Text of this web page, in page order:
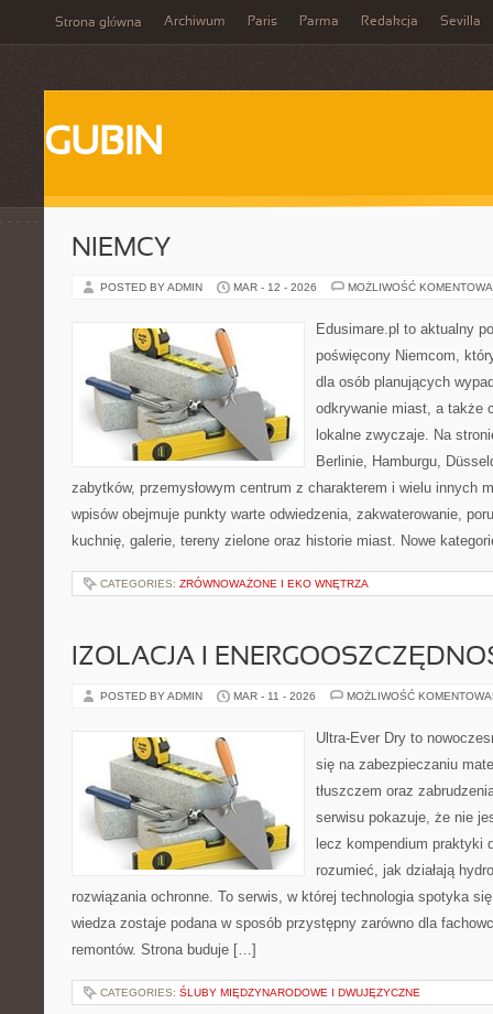
Strona główna Archiwum Paris Parma Redakcja Sevilla
GUBIN
NIEMCY
POSTED BY ADMIN MAR - 12 - 2026 MOŻLIWOŚĆ
Edusimare.pl to aktualny
poświęcony Niemcom,
dla osób planujących
odkrywanie miast, a także
lokalne zwyczaje. Na
Berlinie, Hamburgu,
zabytków, przemysłowym centrum z charakterem i wielu innych
wpisów obejmuje punkty warte odwiedzenia, zakwaterowanie,
kuchnię, galerie, tereny zielone oraz historie miast. Nowe
CATEGORIES: ZRÓWNOWAŻONE I EKO WNĘTRZA
IZOLACJA I
POSTED BY ADMIN MAR - 11 - 2026 MOŻLIWOŚĆ
Ultra-Ever Dry to
się na zabezpieczaniu
tłuszczem oraz
serwisu pokazuje, że nie
lecz kompendium praktyki
rozumieć, jak działają
rozwiązania ochronne. To serwis, w której technologia spotyka
wiedza zostaje podana w sposób przystępny zarówno dla
remontów. Strona buduje […]
CATEGORIES: ŚLUBY MIĘDZYNARODOWE I DWUJĘZYCZNE